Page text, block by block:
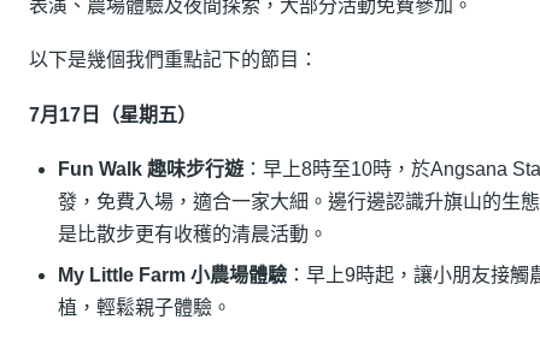
表演、農場體驗及夜間探索，大部分活動免費參加。
以下是幾個我們重點記下的節目：
7月17日（星期五）
Fun Walk 趣味步行遊 ：早上8時至10時，於Angsana
發，免費入場，適合一家大細。邊行邊認識升旗山的生
是比散步更有收穫的清晨活動。
My Little Farm 小農場體驗 ：早上9時起，讓小朋友接觸
植，輕鬆親子體驗。